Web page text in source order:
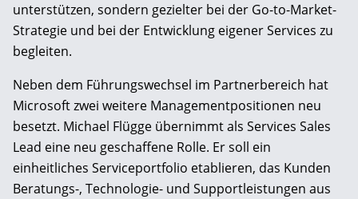
unterstützen, sondern gezielter bei der Go-to-Market-
Strategie und bei der Entwicklung eigener Services zu
begleiten.
Neben dem Führungswechsel im Partnerbereich hat
Microsoft zwei weitere Managementpositionen neu
besetzt. Michael Flügge übernimmt als Services Sales
Lead eine neu geschaffene Rolle. Er soll ein
einheitliches Serviceportfolio etablieren, das Kunden
Beratungs-, Technologie- und Supportleistungen aus